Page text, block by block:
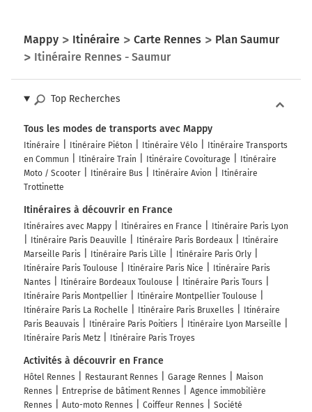
mètres
Tourner à gauche sur D93 et continuer sur 160
Tourner à droite sur Rue Fardeau et continuer sur
230 mètres
193 km
Tourner à gauche sur Place de Verdun et
continuer sur 170 mètres
2h11 Saumur
49400
Mappy Itinéraire Carte Rennes
Plan Saumur
Itinéraire Rennes - Saumur
Top Recherches
Tous les modes de transports avec Mappy
Itinéraire Itinéraire Piéton Itinéraire Vélo
Itinéraire Transports
en Commun
Itinéraire Train Itinéraire Covoiturage
Itinéraire
Moto / Scooter
Itinéraire Bus Itinéraire Avion
Itinéraire
Trottinette
Itinéraires à découvrir en France
Itinéraires avec Mappy Itinéraires en France
Itinéraire Paris Lyon
Itinéraire Paris Deauville
Itinéraire Paris Bordeaux
Itinéraire
Marseille Paris
Itinéraire Paris Lille
Itinéraire Paris Orly
Itinéraire Paris Toulouse
Itinéraire Paris Nice
Itinéraire Paris
Nantes
Itinéraire Bordeaux Toulouse
Itinéraire Paris Tours
Itinéraire Paris Montpellier
Itinéraire Montpellier Toulouse
Itinéraire Paris La Rochelle
Itinéraire Paris Bruxelles
Itinéraire
Paris Beauvais
Itinéraire Paris Poitiers
Itinéraire Lyon Marseille
Itinéraire Paris Metz
Itinéraire Paris Troyes
Activités à découvrir en France
Hôtel Rennes Restaurant Rennes Garage Rennes
Maison
Rennes
Entreprise de bâtiment Rennes
Agence immobilière
Rennes
Auto-moto Rennes Coiffeur Rennes
Société